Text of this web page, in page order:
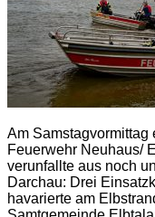
Am Samstagvormittag
Feuerwehr Neuhaus/
verunfallte aus noch
Darchau: Drei
havarierte am